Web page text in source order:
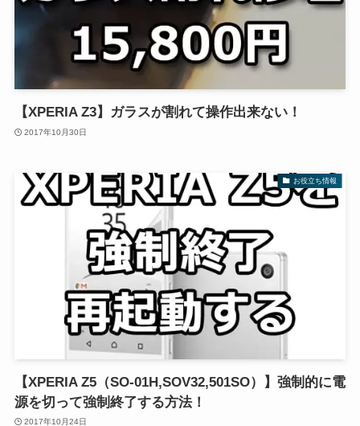
【XPERIA Z3】ガラスが割れて操作出来ない！
2017年10月30日
お役立ち情報
【XPERIA Z5（SO-01H,SOV32,501SO）】強制的に電
源を切って強制終了する方法！
2017年10月24日